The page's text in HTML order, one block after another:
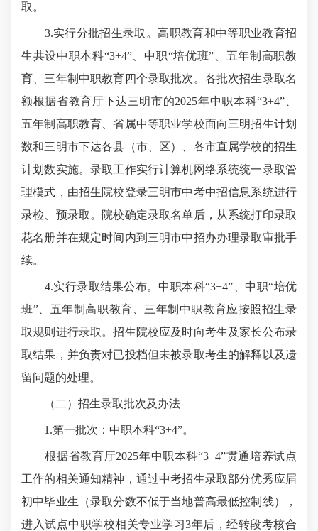
取。
3.实行分批招生录取。高职教育和中等职业教育招
生共设中职本科“3+4”、中职“培优班”、五年制高职教
育、三年制中职教育四个录取批次。各批次招生录取名
额根据省教育厅下达三明市的2025年中职本科“3+4”、
五年制高职教育、省属中等职业学校面向三明招生计划
数和三明市下达各县（市、区）、各市直属学校的招生
计划数实施。录取工作实行计算机网络系统统一录取管
理模式，由招生院校登录三明市中考中招信息系统进行
录检、预录取。院校确定录取名单后，从系统打印录取
花名册并在规定时间内到三明市中招办办理录取审批手
续。
4.实行录取结果公布。中职本科“3+4”、中职“培优
班”、五年制高职教育、三年制中职教育应按照招生录
取规则进行录取。招生院校应及时向考生及家长公布录
取结果，并负责对已投档但未被录取考生的解释以及遗
留问题的处理。
（二）招生录取批次及办法
1.第一批次：中职本科“3+4”。
根据省教育厅2025年中职本科“3+4”贯通培养试点
工作的相关通知精神，通过中考招生录取部分优秀应届
初中毕业生（录取分数不低于当地普高最低控制线），
进入试点中职学校相关专业学习3年后，经转段考核合